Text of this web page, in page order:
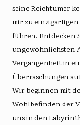
seine Reichtümer
mir zu
führen. Entdecken
ungewöhnlichsten
Vergangenheit in
Überraschungen
Wir beginnen mit
Wohlbefinden der
uns in den